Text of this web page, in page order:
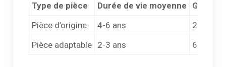
Type de pièce Durée de vie moyenne
Garantie
Pièce d’origine
4-6 ans
2 ans
Pièce adaptable 2-3 ans 6 mois-